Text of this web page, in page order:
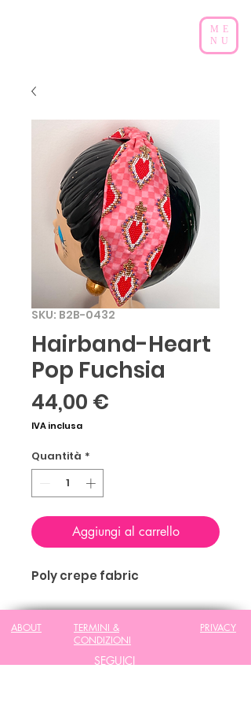
ME
NU
SKU: B2B-0432
Hairband-Heart
Pop Fuchsia
44,00 €
IVA inclusa
Quantità *
Aggiungi al carrello
Poly crepe fabric
ABOUT
TERMINI &
CONDIZIONI
PRIVACY
SEGUICI